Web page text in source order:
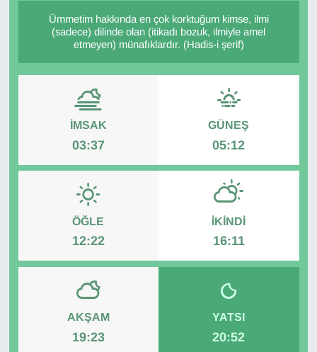
Ümmetim hakkında en çok korktuğum kimse, ilmi
(sadece) dilinde olan (itikadı bozuk, ilmiyle amel
etmeyen) münafıklardır. (Hadis-i şerif)
İMSAK
03:37
GÜNEŞ
05:12
ÖĞLE
12:22
İKINDI
16:11
AKŞAM
19:23
YATSI
20:52
Diğer
DÜNYA
EĞİTİM
EKONOMİ
Eleman
En çok konuşulanlar
Güncel